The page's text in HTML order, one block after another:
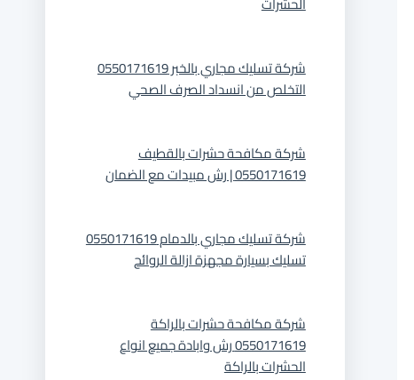
شركة تسليك مجاري بالخبر 0550171619
التخلص من انسداد الصرف الصحي
شركة مكافحة حشرات بالقطيف
0550171619 | رش مبيدات مع الضمان
شركة تسليك مجاري بالدمام 0550171619
تسليك بسيارة مجهزة ازالة الروائح
شركة مكافحة حشرات بالراكة
0550171619 رش وابادة جميع انواع
الحشرات بالراكة